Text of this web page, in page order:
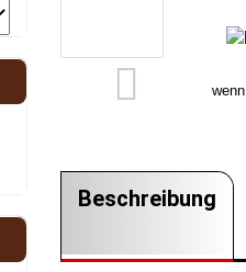
wenn
Beschreibung